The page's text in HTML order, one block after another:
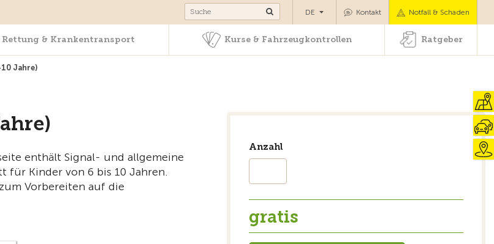
Rettung & Krankentransport Kurse & Fahrzeugkontrollen Ratgeber
Kontakt Notfall & Schaden
DE
Rettung & Krankentransport Kurse & Fahrzeugkontrollen Ratgeber
Jahre)
enthält Signal- und allgemeine
für Kinder von 6 bis 10 Jahren.
Vorbereiten auf die
Anzahl
gratis